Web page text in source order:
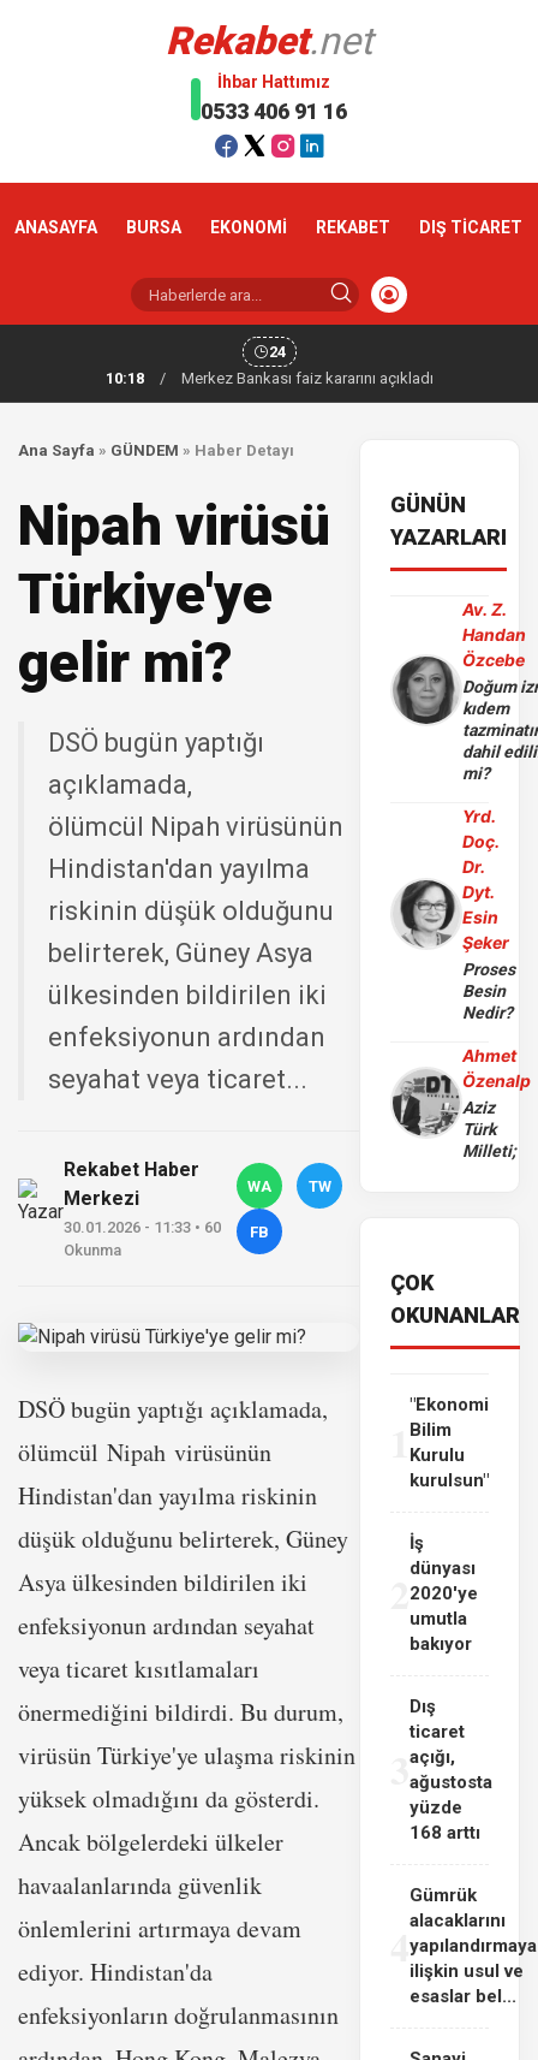
Rekabet.net
İhbar Hattımız
0533 406 91 16
ANASAYFA BURSA EKONOMİ REKABET DIŞ TİCARET
24
10:18
/ Merkez Bankası faiz kararını açıkladı
Ana Sayfa » GÜNDEM » Haber Detayı
Nipah virüsü
Türkiye'ye
gelir mi?
DSÖ bugün yaptığı
açıklamada,
ölümcül Nipah virüsünün
Hindistan'dan yayılma
riskinin düşük olduğunu
belirterek, Güney Asya
ülkesinden bildirilen iki
enfeksiyonun ardından
seyahat veya ticaret...
Rekabet Haber
Merkezi
30.01.2026 - 11:33 • 60
Okunma
WA TW
FB
DSÖ bugün yaptığı açıklamada,
ölümcül Nipah virüsünün
Hindistan'dan yayılma riskinin
düşük olduğunu belirterek, Güney
Asya ülkesinden bildirilen iki
enfeksiyonun ardından seyahat
veya ticaret kısıtlamaları
önermediğini bildirdi. Bu durum,
virüsün Türkiye'ye ulaşma riskinin
yüksek olmadığını da gösterdi.
Ancak bölgelerdeki ülkeler
havaalanlarında güvenlik
önlemlerini artırmaya devam
ediyor. Hindistan'da
enfeksiyonların doğrulanmasının
GÜNÜN
YAZARLARI
Av. Z.
Handan
Özcebe
Doğum
kıdem
dahil
mi?
Yrd.
Doç.
Dr.
Dyt.
Esin
Şeker
Proses
Besin
Nedir?
Ahmet
Özenalp
Aziz
Türk
Milleti;
ÇOK
OKUNANLAR
"Ekonomi
Bilim
Kurulu
kurulsun"
İş
dünyası
2020'ye
umutla
bakıyor
3
Dış
ticaret
açığı,
ağustosta
yüzde
168 arttı
4
Gümrük
alacaklarını
yapılandırmaya
ilişkin usul ve
esaslar bel...